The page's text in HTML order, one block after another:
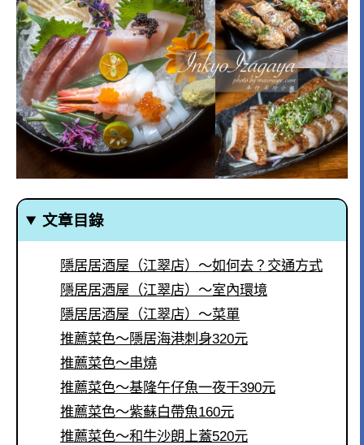
文章目錄
隱居居酒屋（江翠店）～如何去？交通方式
隱居居酒屋（江翠店）～室內環境
隱居居酒屋（江翠店）～菜單
推薦菜色～隱居海港刺身320元
推薦菜色～串燒
推薦菜色～基隆午仔魚一夜干390元
推薦菜色～紫蘇白帶魚160元
推薦菜色～和牛沙朗上蓋520元